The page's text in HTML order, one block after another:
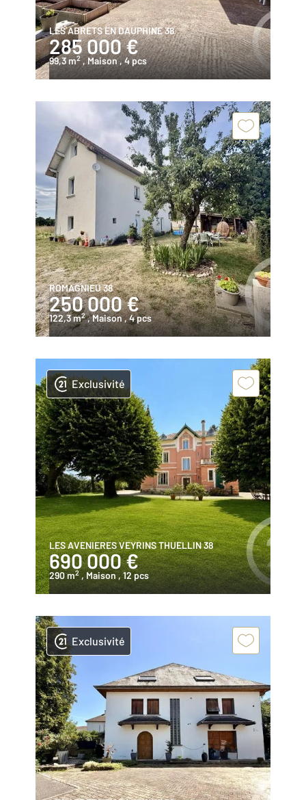
LES ABRETS EN DAUPHINE 38
285 000 €
99,3 m2 , Maison, 4 pcs
ROMAGNIEU 38
250 000 €
122,3 m2 , Maison, 4 pcs
Exclusivité
LES AVENIERES VEYRINS THUELLIN 38
690 000 €
290 m2 , Maison, 12 pcs
Exclusivité